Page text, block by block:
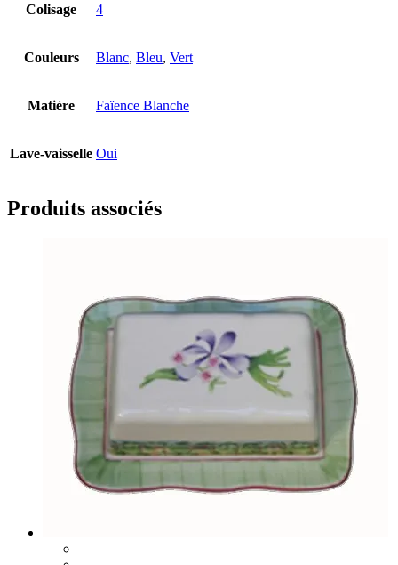
Colisage 4
Couleurs Blanc, Bleu, Vert
Matière Faïence Blanche
Lave-vaisselle Oui
Produits associés